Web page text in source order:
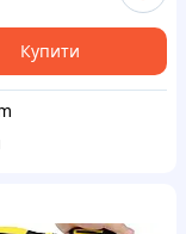
Купити